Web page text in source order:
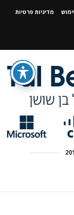
מדיניות פרטיות